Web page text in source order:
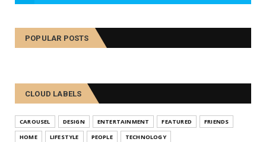
POPULAR POSTS
CLOUD LABELS
CAROUSEL DESIGN ENTERTAINMENT FEATURED
FRIENDS
HOME
LIFESTYLE PEOPLE TECHNOLOGY